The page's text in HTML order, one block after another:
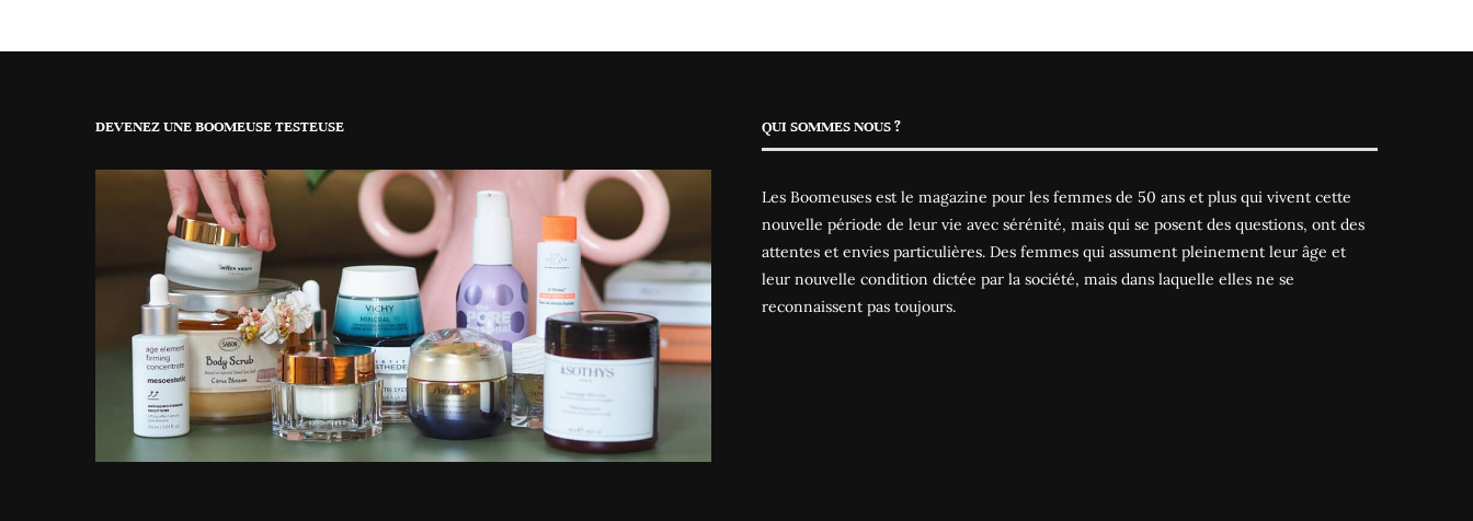
DEVENEZ UNE BOOMEUSE TESTEUSE QUI SOMMES NOUS ?
Les Boomeuses est le magazine pour les femmes de 50 ans et plus qui vivent cette
nouvelle période de leur vie avec sérénité, mais qui se posent des questions, ont des
attentes et envies particulières. Des femmes qui assument pleinement leur âge et
leur nouvelle condition dictée par la société, mais dans laquelle elles ne se
reconnaissent pas toujours.